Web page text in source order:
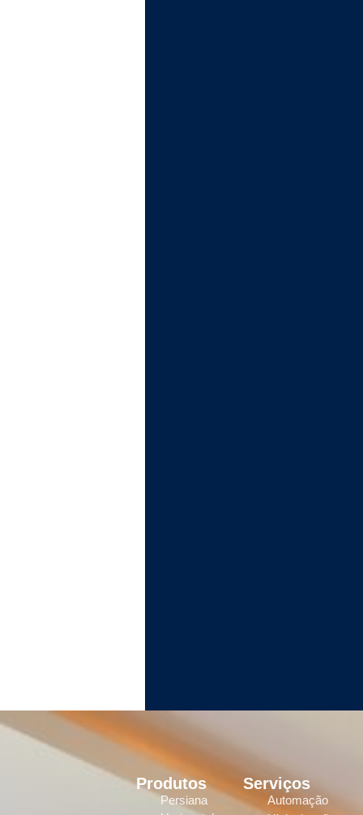
Produtos
Persiana
Serviços
Automação